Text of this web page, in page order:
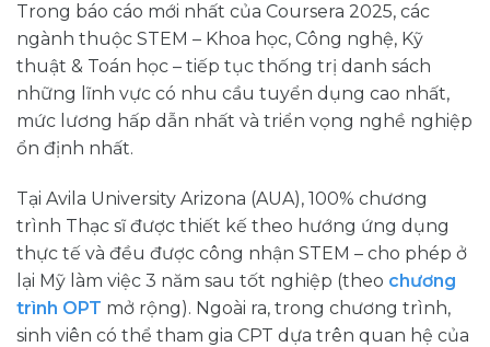
Trong báo cáo mới nhất của Coursera 2025, các
ngành thuộc STEM – Khoa học, Công nghệ, Kỹ
thuật & Toán học – tiếp tục thống trị danh sách
những lĩnh vực có nhu cầu tuyển dụng cao nhất,
mức lương hấp dẫn nhất và triển vọng nghề nghiệp
ổn định nhất.
Tại Avila University Arizona (AUA), 100% chương
trình Thạc sĩ được thiết kế theo hướng ứng dụng
thực tế và đều được công nhận STEM – cho phép ở
lại Mỹ làm việc 3 năm sau tốt nghiệp (theo chương
trình OPT mở rộng). Ngoài ra, trong chương trình,
sinh viên có thể tham gia CPT dựa trên quan hệ của